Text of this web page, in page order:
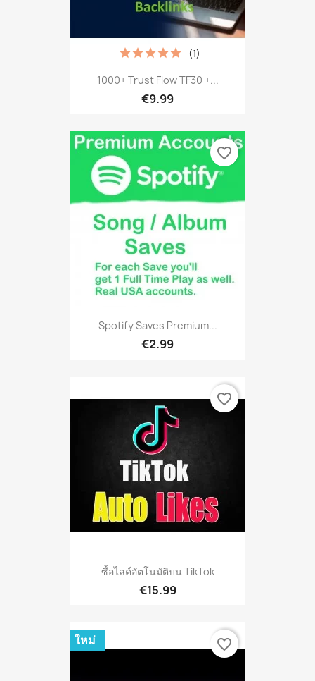
1000+ Trust Flow TF30 +...
€9.99
(1)
Spotify Saves Premium...
€2.99
favorite_border
ซื้อไลค์อัตโนมัติบน TikTok
€15.99
favorite_border
ใหม่ favorite_border